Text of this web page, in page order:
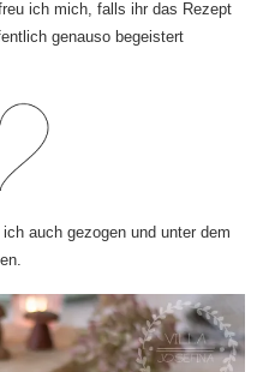
ich mich, falls ihr das Rezept
genauso begeistert
auch gezogen und unter dem